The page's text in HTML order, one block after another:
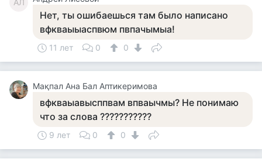
АЛ
Нет, ты ошибаешься там было написано
вфкваыыаспвюм пвпачымыа!
11 лет 0 0
Мақпал Ана Бал Аптикеримова
вфкваыавысппвам впваычмы? Не понимаю
что за слова ???????????
9 лет 0 0